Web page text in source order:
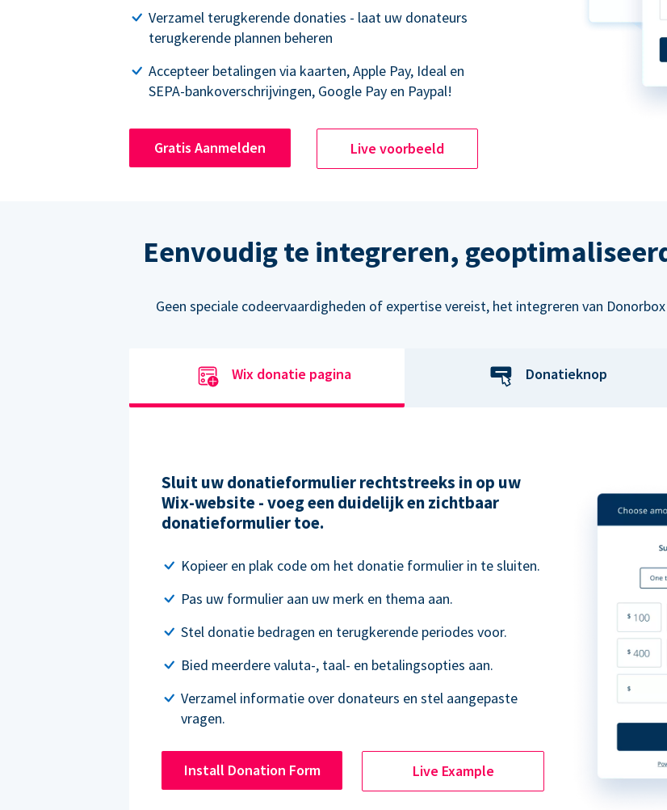
Verzamel terugkerende donaties - laat uw donateurs
terugkerende plannen beheren
Accepteer betalingen via kaarten, Apple Pay, Ideal en
SEPA-bankoverschrijvingen, Google Pay en Paypal!
Gratis Aanmelden Live voorbeeld
Eenvoudig te integreren,
Geen speciale codeervaardigheden of expertise vereist, het integreren van
Wix donatie pagina Donatieknop
Sluit uw donatieformulier rechtstreeks in op uw
Wix-website - voeg een duidelijk en zichtbaar
donatieformulier toe.
Kopieer en plak code om het donatie formulier in te sluiten.
Pas uw formulier aan uw merk en thema aan.
Stel donatie bedragen en terugkerende periodes voor.
Bied meerdere valuta-, taal- en betalingsopties aan.
Verzamel informatie over donateurs en stel aangepaste
vragen.
Install Donation Form Live Example